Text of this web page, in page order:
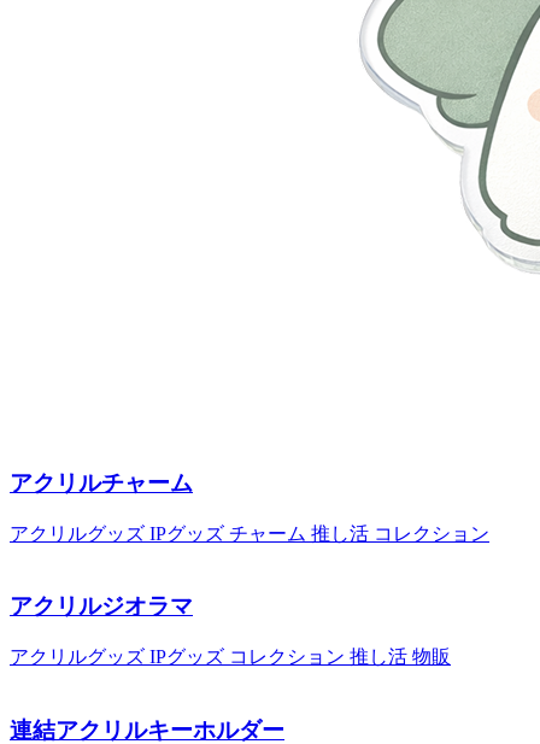
アクリルチャーム
アクリルグッズ IPグッズ チャーム 推し活 コレクション
アクリルジオラマ
アクリルグッズ IPグッズ コレクション 推し活 物販
連結アクリルキーホルダー